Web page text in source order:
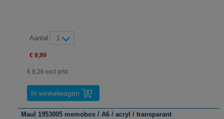
Aantal 1
€ 9,99
€ 8,26 excl p/st
In winkelwagen
Maul 1953005 memobox / A6 / acryl / transparant